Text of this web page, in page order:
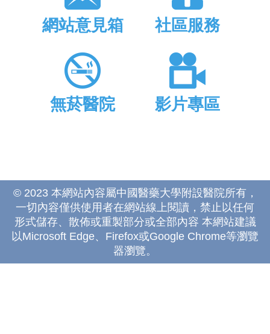
網站意見箱 社區服務
無菸醫院 影片專區
© 2023 本網站內容屬中國醫藥大學附設醫院所有，
一切內容僅供使用者在網站線上閱讀，禁止以任何
形式儲存、散佈或重製部分或全部內容 本網站建議
以Microsoft Edge、Firefox或Google Chrome等瀏覽
器瀏覽。